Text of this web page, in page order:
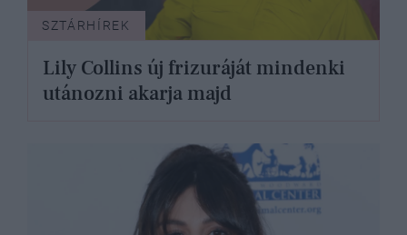
SZTÁRHÍREK
Lily Collins új frizuráját mindenki
utánozni akarja majd